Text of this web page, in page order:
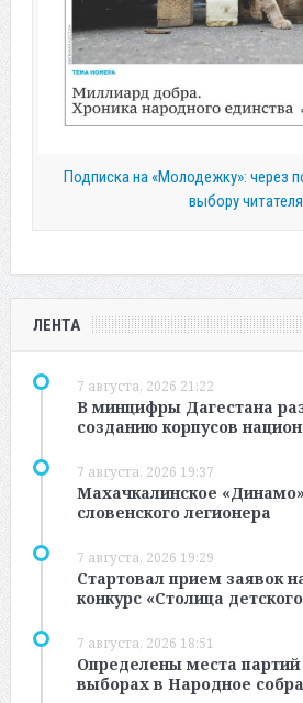
Подписка на «Молодежку»: через
выбору читателя
ЛЕНТА
7 августа, 2026 21:22
В минцифры Дагестана
созданию корпусов
7 августа, 2026 19:37
Махачкалинское
словенского легионера
7 августа, 2026 19:29
Стартовал прием заявок
конкурс «Столица
7 августа, 2026 18:51
Определены места
выборах в Народное